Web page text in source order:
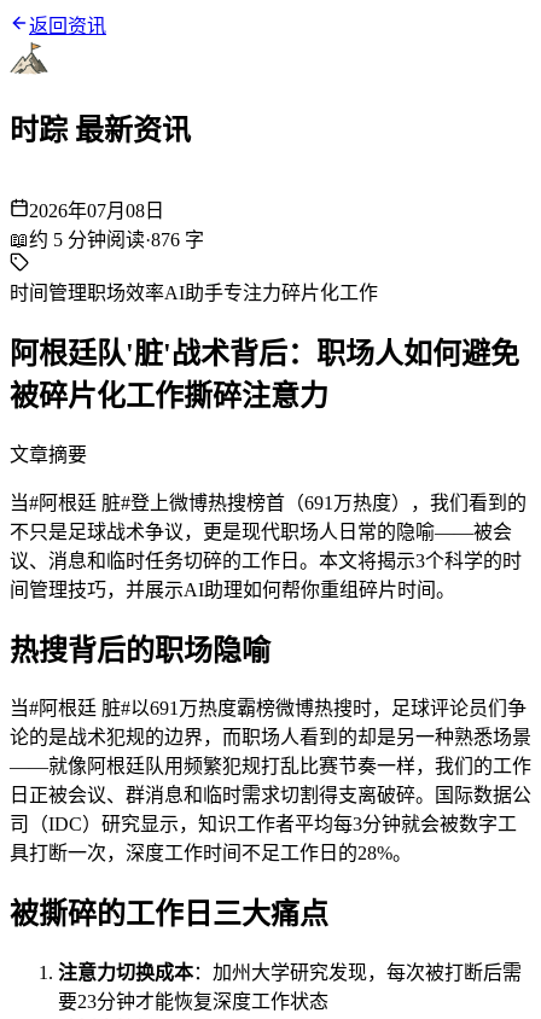
返回资讯
时踪 最新资讯
2026年07月08日
📖约 5 分钟阅读·876 字
时间管理职场效率AI助手专注力碎片化工作
阿根廷队'脏'战术背后：职场人如何避免
被碎片化工作撕碎注意力
文章摘要
当#阿根廷 脏#登上微博热搜榜首（691万热度），我们看到的
不只是足球战术争议，更是现代职场人日常的隐喻——被会
议、消息和临时任务切碎的工作日。本文将揭示3个科学的时
间管理技巧，并展示AI助理如何帮你重组碎片时间。
热搜背后的职场隐喻
当#阿根廷 脏#以691万热度霸榜微博热搜时，足球评论员们争
论的是战术犯规的边界，而职场人看到的却是另一种熟悉场景
——就像阿根廷队用频繁犯规打乱比赛节奏一样，我们的工作
日正被会议、群消息和临时需求切割得支离破碎。国际数据公
司（IDC）研究显示，知识工作者平均每3分钟就会被数字工
具打断一次，深度工作时间不足工作日的28%。
被撕碎的工作日三大痛点
注意力切换成本：加州大学研究发现，每次被打断后需
要23分钟才能恢复深度工作状态